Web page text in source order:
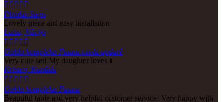
    
Plaukts Steps
Lovely piece and easy installation
Luisa, Vācija
    
Galda komplekts Fauna ozola apdarē
Very cute set! My daughter loves it
Kristen, Kanāda
    
Galda komplekts Fauna
Beautiful table and very helpful customer service! Very happy with